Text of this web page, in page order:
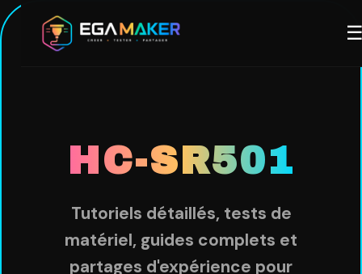
Aller
HC-SR501
Tutoriels détaillés, tests de
matériel, guides complets et
partages d'expérience pour